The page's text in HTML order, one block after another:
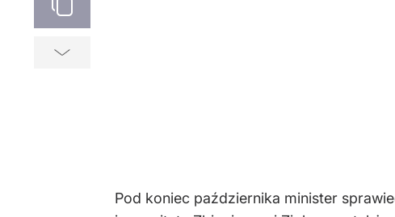
Pod koniec października minister